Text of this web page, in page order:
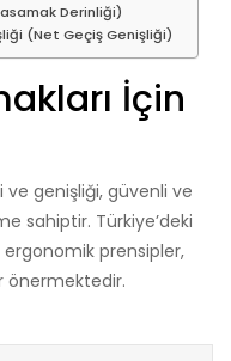
Derinliği)
(Net Geçiş Genişliği)
İçin
ve genişliği, güvenli ve
sahiptir. Türkiye’deki
prensipler,
önermektedir.